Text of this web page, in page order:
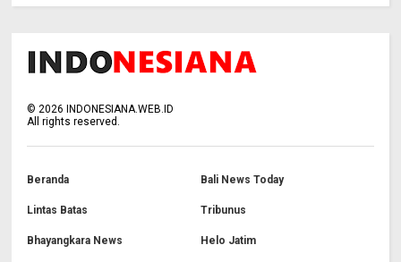
©2026 INDONESIANA.WEB.ID
All rights reserved.
Beranda Bali News Today
Lintas Batas Tribunus
Bhayangkara News Helo Jatim